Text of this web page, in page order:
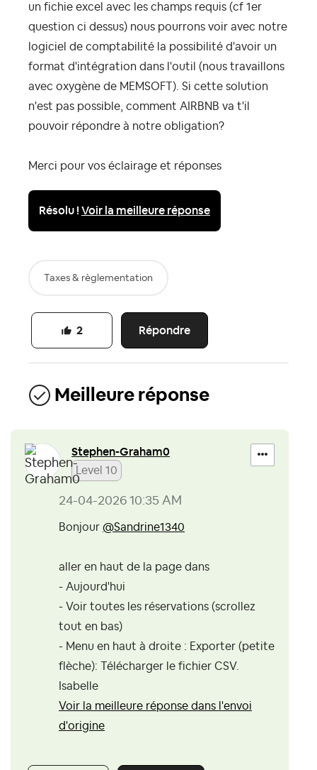
un fichie excel avec les champs requis (cf 1er
question ci dessus) nous pourrons voir avec notre
logiciel de comptabilité la possibilité d'avoir un
format d'intégration dans l'outil (nous travaillons
avec oxygène de MEMSOFT). Si cette solution
n'est pas possible, comment AIRBNB va t'il
pouvoir répondre à notre obligation?
Merci pour vos éclairage et réponses
Résolu !Voir la meilleure réponse
Taxes & règlementation
Répondre
2
Meilleure réponse
Stephen-Graham0
Level 10
‎24-04-2026 10:35 AM
Bonjour @Sandrine1340
aller en haut de la page dans
- Aujourd'hui
- Voir toutes les réservations (scrollez
tout en bas)
- Menu en haut à droite : Exporter (petite
flèche): Télécharger le fichier CSV.
Isabelle
Voir la meilleure réponse dans l'envoi
d'origine